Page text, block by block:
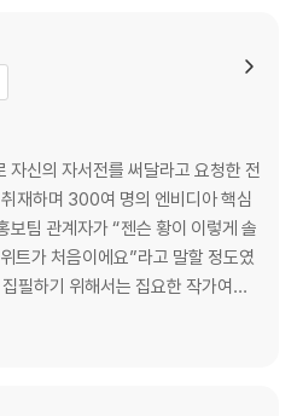
능한가
능성
자신의 자서전를 써달라고 요청한 전
재하며 300여 명의 엔비디아 핵심
보팀 관계자가 “젠슨 황이 이렇게 솔
트가 처음이에요”라고 말할 정도였
필하기 위해서는 집요한 작가여야
[뉴요커] 기자인 스티븐 위트는 치
으로 젠슨 황과 엔비디아를 깊숙이
리즘 대학원을 졸업했